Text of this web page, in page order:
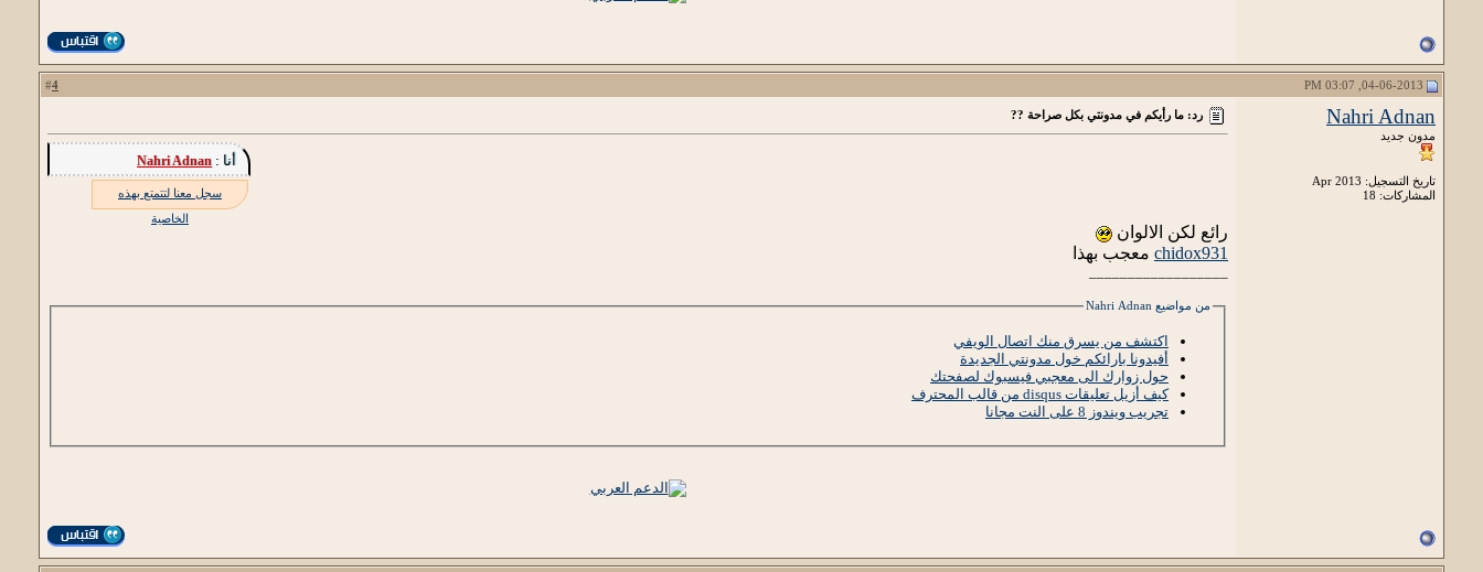
4
Nahri Adnan
مدون جديد
تاريخ التسجيل: Apr 2013
المشاركات: 18
رد: ما رأيكم في مدونتي بكل صراحة ??
أنا :Nahri Adnan
سجل معنا لتتمتع بهذه
الخاصية
رائع لكن الالوان
chidox931 معجب بهذا
من مواضيع Nahri Adnan
اكتشف من يسرق منك اتصال الويفي
أفيدونا بارائكم خول مدونتي الجديدة
حول زوارك الى معجبي فيسبوك لصفحتك
كيف أزيل تعليقات disqus من قالب المحترف
تجريب ويندوز 8 على النت مجانا